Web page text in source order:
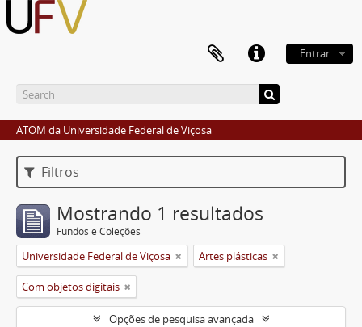
Entrar
ATOM da Universidade Federal de Viçosa
Filtros
Mostrando 1 resultados
Fundos e Coleções
Universidade Federal de Viçosa Artes plásticas
Com objetos digitais
Opções de pesquisa avançada